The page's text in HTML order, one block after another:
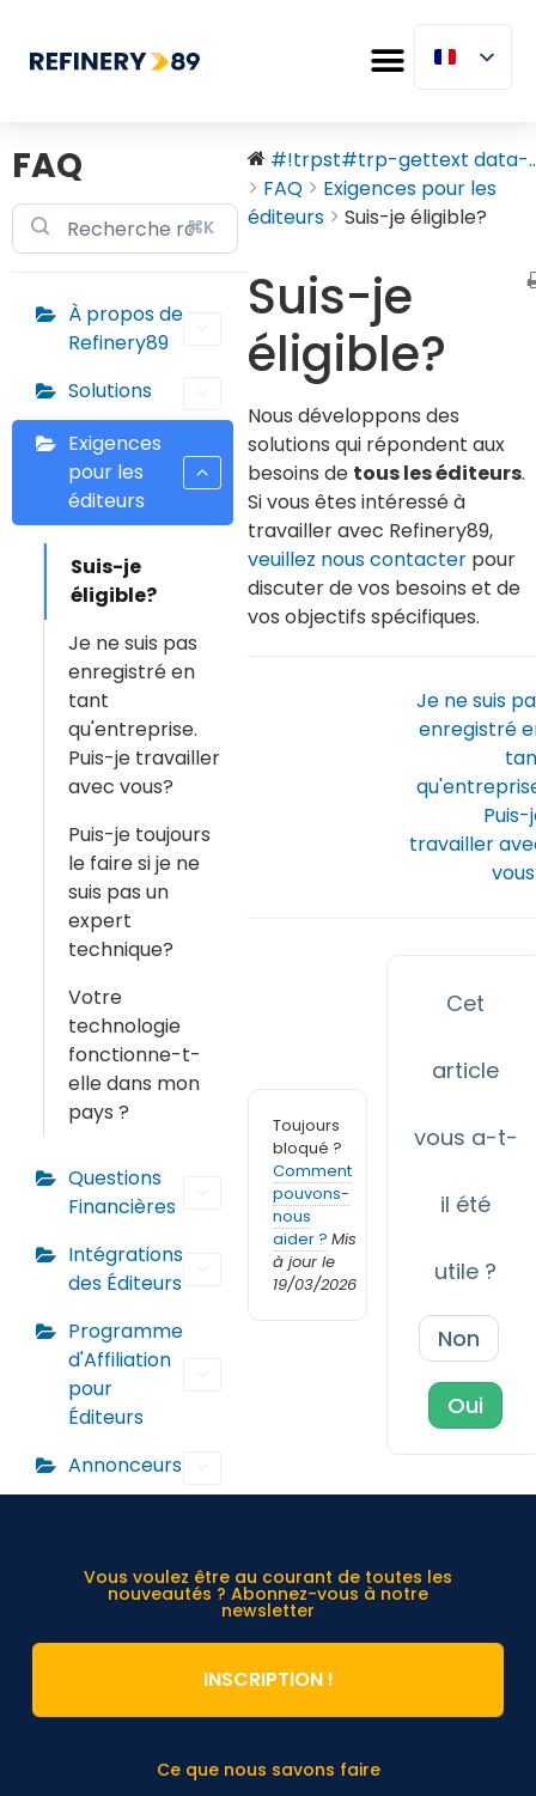
FAQ
⌘K
À propos de
Refinery89
Solutions
Exigences
pour les
éditeurs
Suis-je
éligible?
Je ne suis pas
enregistré en
tant
qu'entreprise.
Puis-je travailler
avec vous?
Puis-je toujours
le faire si je ne
suis pas un
expert
technique?
Votre
technologie
fonctionne-t-
elle dans mon
pays ?
Questions
Financières
Intégrations
des Éditeurs
Programme
d'Affiliation
pour
Éditeurs
Annonceurs
#!trpst#trp-gettext data-
FAQ
Exigences pour les
éditeurs
Suis-je éligible?
Suis-je
éligible?
Nous développons des
solutions qui répondent aux
besoins de tous les éditeurs.
Si vous êtes intéressé à
travailler avec Refinery89,
veuillez nous contacter pour
discuter de vos besoins et de
vos objectifs spécifiques.
Je ne suis
enregistré
Puis-
travailler
Toujours
bloqué ?
Comment
pouvons-
nous
aider ? Mis
à jour le
19/03/2026
Cet
article
vous a-t-
il été
utile ?
Non
Oui
Ce que nous savons faire
Vous voulez être au courant de toutes les
nouveautés ? Abonnez-vous à notre
newsletter
INSCRIPTION !